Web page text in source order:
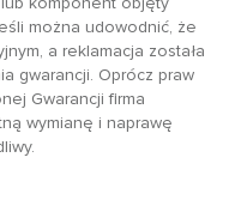
można udowodnić, że
a reklamacja została
gwarancji. Oprócz praw
Gwarancji firma
wymianę i naprawę